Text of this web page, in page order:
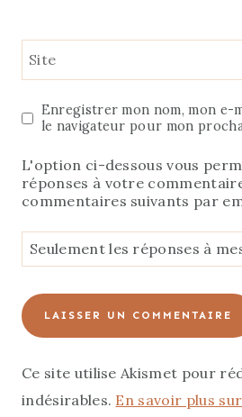
Site
Enregistrer mon nom, mon e-
le navigateur pour mon
L'option ci-dessous vous
réponses à votre
commentaires suivants par
Ce site utilise Akismet pour
indésirables. En savoir plus